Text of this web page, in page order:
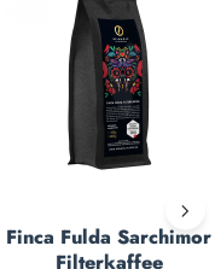
Finca Fulda Sarchimor
Filterkaffee